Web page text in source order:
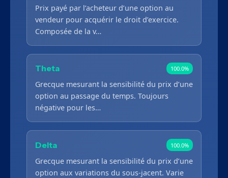
Prix payé par l’acheteur d’une option au
vendeur pour acquérir le droit d’exercice.
Composée de la v…
Theta 100.0%
Grecque mesurant la sensibilité du prix d’une
option au passage du temps. Toujours
négative pour les…
Delta 100.0%
Grecque mesurant la sensibilité du prix d’une
option aux variations du sous-jacent. Varie